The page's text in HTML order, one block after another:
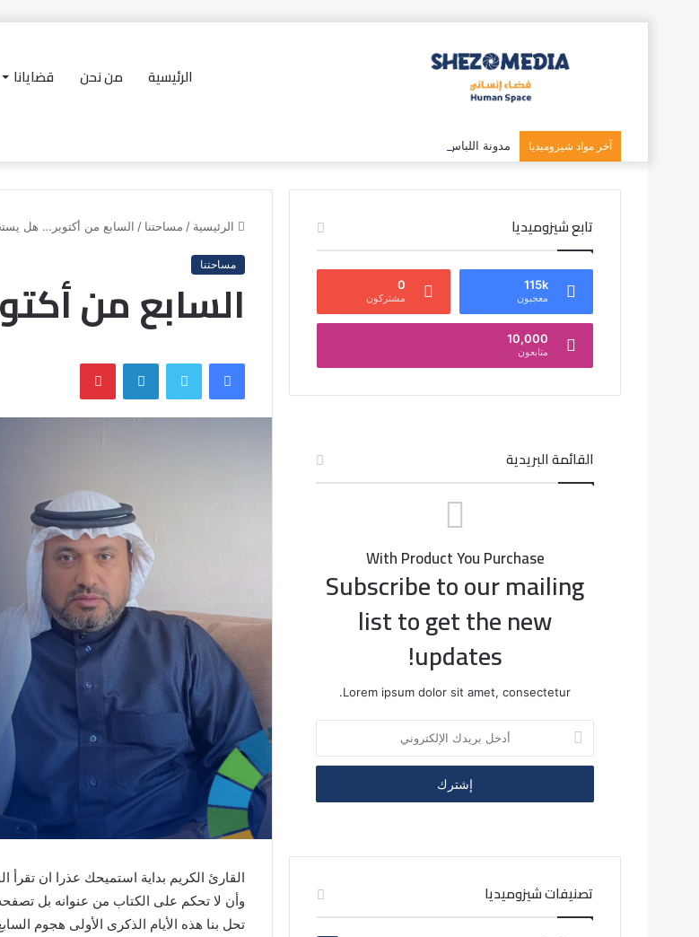
الرئيسية من نحن قضايانا
آخر مواد شيزوميديا مدونة اللباس النيابية: حين تصبح الوصاية بديلاً عن معالجة الأزمات
الرئيسية / مساحتنا / السابع من أكتوبر… هل
مساحتنا
السابع من
فيسبوك تويتر لينكدإن بينتيريست
القارئ الكريم بداية استميحك عذرا ان
وأن لا تحكم على الكتاب من عنوانه بل
تحل بنا هذه الأيام الذكرى الأولى هجوم
تابع شيزوميديا
115k
معجبون
0
مشتركون
10,000
متابعون
القائمة البريدية
With Product You Purchase
Subscribe to our mailing
list to get the new
updates!
Lorem ipsum dolor sit amet, consectetur.
بريدك
الإلكتروني
تصنيفات شيزوميديا